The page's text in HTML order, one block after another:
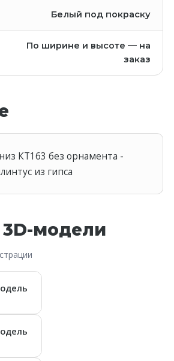
Белый под покраску
По ширине и высоте — на
заказ
КT163 без орнамента -
из гипса
модели